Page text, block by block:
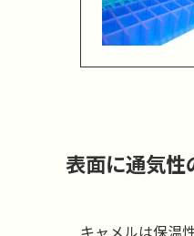
表面に通気性
キャメルは保温